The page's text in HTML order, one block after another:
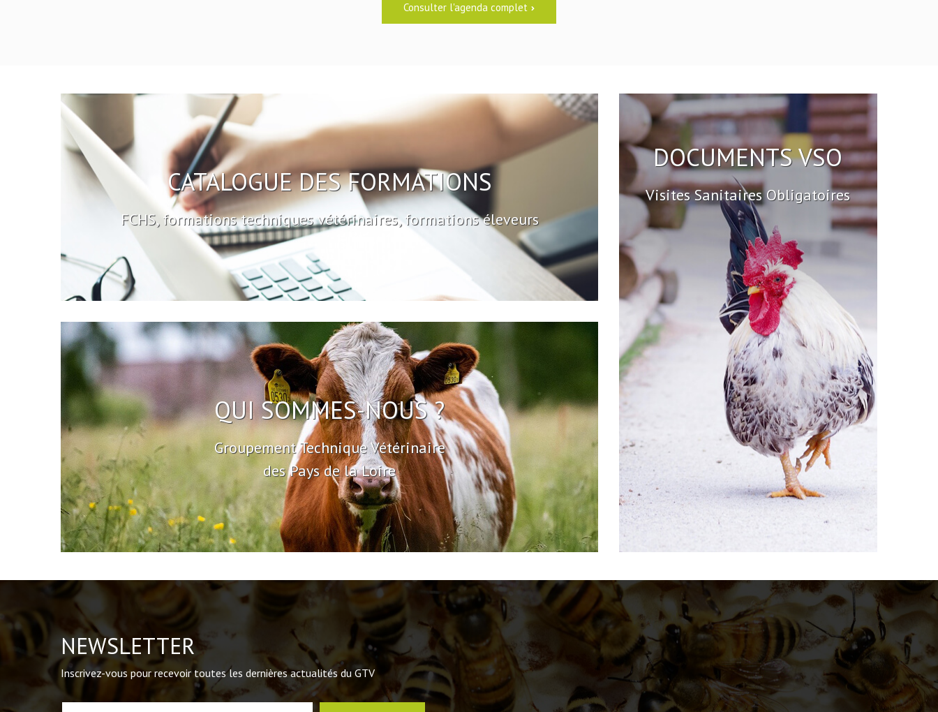
Consulter l'agenda complet
CATALOGUE DES FORMATIONS
FCHS, formations techniques vétérinaires, formations éleveurs
QUI SOMMES-NOUS ?
Groupement Technique Vétérinaire
des Pays de la Loire
DOCUMENTS VSO
Visites Sanitaires Obligatoires
NEWSLETTER
Inscrivez-vous pour recevoir toutes les dernières actualités du GTV